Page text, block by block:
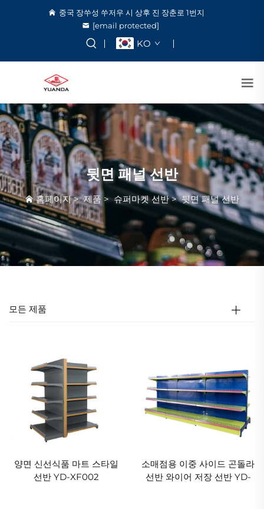
중국 장쑤성 쑤저우 시 상후 진 장춘로 1번지
[email protected]
KO
뒷면 패널 선반
홈페이지>제품 >슈퍼마켓 선반>뒷면 패널 선반
모든 제품
양면 신선식품 마트 스타일
선반 YD-XF002
소매점용 이중 사이드 곤돌라
선반 와이어 저장 선반 YD-